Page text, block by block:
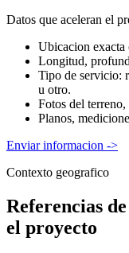
Datos que aceleran el
Ubicacion exacta
Longitud,
Tipo de servicio:
u otro.
Fotos del terreno,
Planos,
Enviar informacion ->
Contexto geografico
Referencias
el proyecto